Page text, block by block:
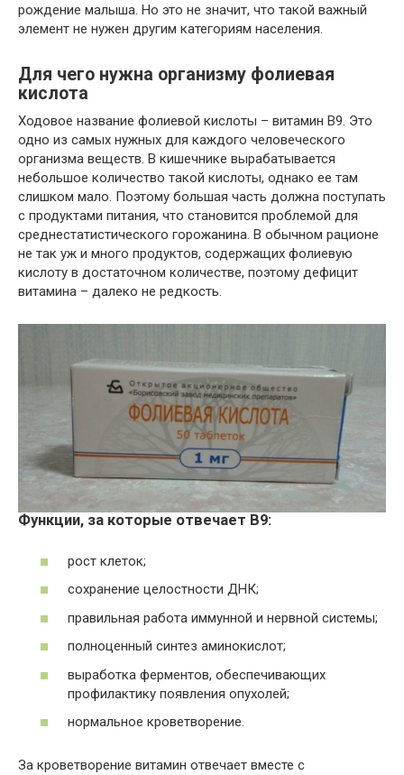
рождение малыша. Но это не значит, что такой важный
элемент не нужен другим категориям населения.
Для чего нужна организму фолиевая
кислота
Ходовое название фолиевой кислоты – витамин В9. Это
одно из самых нужных для каждого человеческого
организма веществ. В кишечнике вырабатывается
небольшое количество такой кислоты, однако ее там
слишком мало. Поэтому большая часть должна поступать
с продуктами питания, что становится проблемой для
среднестатистического горожанина. В обычном рационе
не так уж и много продуктов, содержащих фолиевую
кислоту в достаточном количестве, поэтому дефицит
витамина – далеко не редкость.
Функции, за которые отвечает B9:
рост клеток;
сохранение целостности ДНК;
правильная работа иммунной и нервной системы;
полноценный синтез аминокислот;
выработка ферментов, обеспечивающих
профилактику появления опухолей;
нормальное кроветворение.
За кроветворение витамин отвечает вместе с